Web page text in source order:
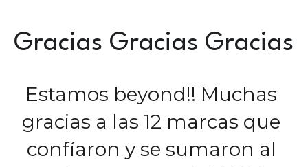
Gracias Gracias Gracias
Estamos beyond!! Muchas
gracias a las 12 marcas que
confíaron y se sumaron al